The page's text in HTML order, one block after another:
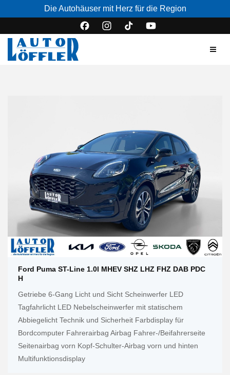
Die Autohäuser mit Herz für die Region
Ford Puma ST-Line 1.0l MHEV SHZ LHZ FHZ DAB PDC
H
Getriebe 6-Gang Licht und Sicht Scheinwerfer LED
Tagfahrlicht LED Nebelscheinwerfer mit statischem
Abbiegelicht Technik und Sicherheit Farbdisplay für
Bordcomputer Fahrerairbag Airbag Fahrer-/Beifahrerseite
Seitenairbag vorn Kopf-Schulter-Airbag vorn und hinten
Multifunktionsdisplay